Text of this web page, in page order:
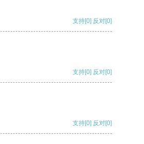
支持[0] 反对[0]
支持[0] 反对[0]
支持[0] 反对[0]